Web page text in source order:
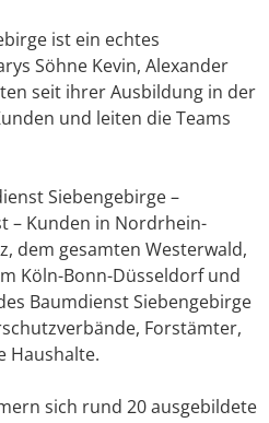
ist ein echtes
Söhne Kevin, Alexander
seit ihrer Ausbildung in der
und leiten die Teams
Siebengebirge –
– Kunden in Nordrhein-
dem gesamten Westerwald,
Köln-Bonn-Düsseldorf und
Baumdienst Siebengebirge
Forstämter,
Haushalte.
sich rund 20 ausgebildete